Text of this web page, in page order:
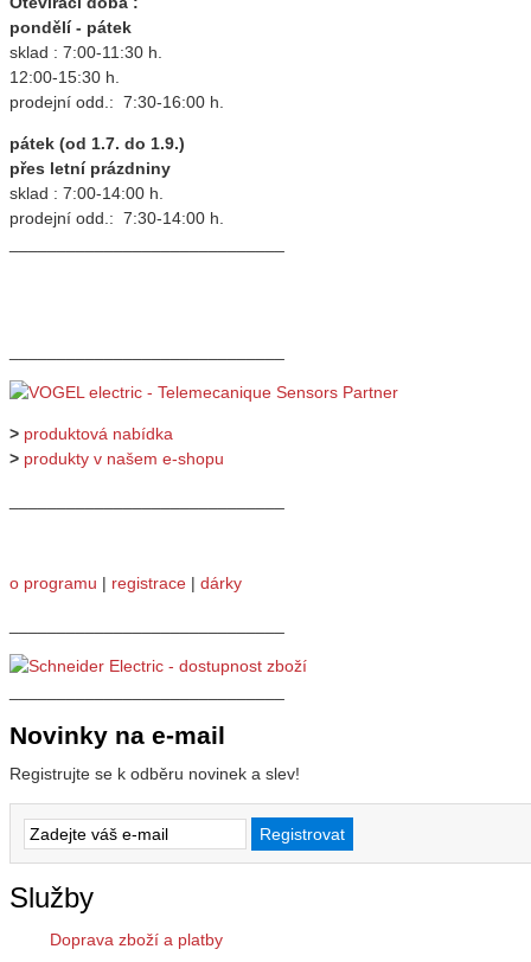
pondělí - pátek
sklad : 7:00-11:30 h.
12:00-15:30 h.
prodejní odd.: 7:30-16:00 h.
pátek (od 1.7. do 1.9.)
přes letní prázdniny
sklad : 7:00-14:00 h.
prodejní odd.: 7:30-14:00 h.
> produktová nabídka
> produkty v našem e-shopu
o programu | registrace | dárky
Novinky na e-mail
Registrujte se k odběru novinek a slev!
Služby
Doprava zboží a platby